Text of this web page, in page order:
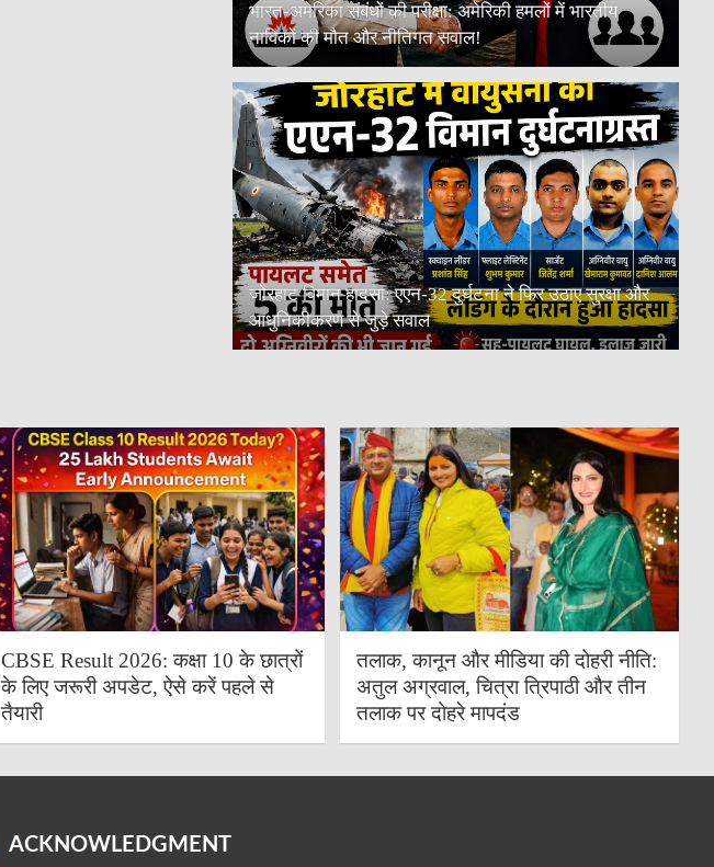
भारत-अमेरिका संबंधों की परीक्षा: अमेरिकी हमलों में भारतीय
नाविकों की मौत और नीतिगत सवाल!
जोरहाट विमान हादसा: एएन-32 दुर्घटना ने फिर उठाए सुरक्षा और
आधुनिकीकरण से जुड़े सवाल
CBSE Result 2026: कक्षा 10 के छात्रों
के लिए जरूरी अपडेट, ऐसे करें पहले से
तैयारी
तलाक, कानून और मीडिया की दोहरी नीति:
अतुल अग्रवाल, चित्रा त्रिपाठी और तीन
तलाक पर दोहरे मापदंड
ACKNOWLEDGMENT